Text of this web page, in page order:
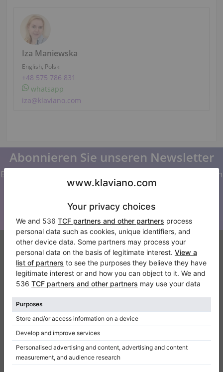
Iza Maniewska
English, Polski
+48 575 786 831
whatsapp
iza@klaviano.com
Abonnieren Sie unseren Newsletter
Bleiben Sie auf dem Laufenden mit allen Neuigkeiten von
Klaviano
Klaviano
Über Uns
Referenz hinterlassen
Nutzungsbedingungen
Datenschutzerklärung